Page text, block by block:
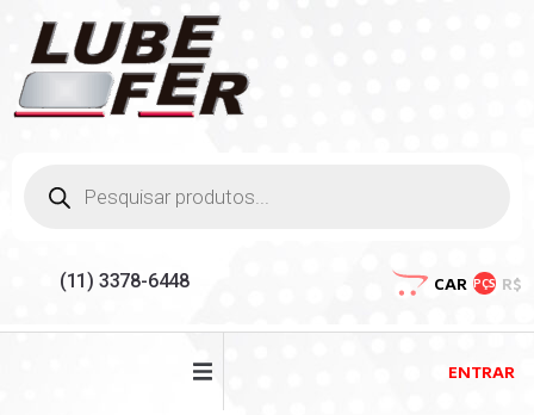
(11) 3378-6448 CAR PÇS R$
ENTRAR